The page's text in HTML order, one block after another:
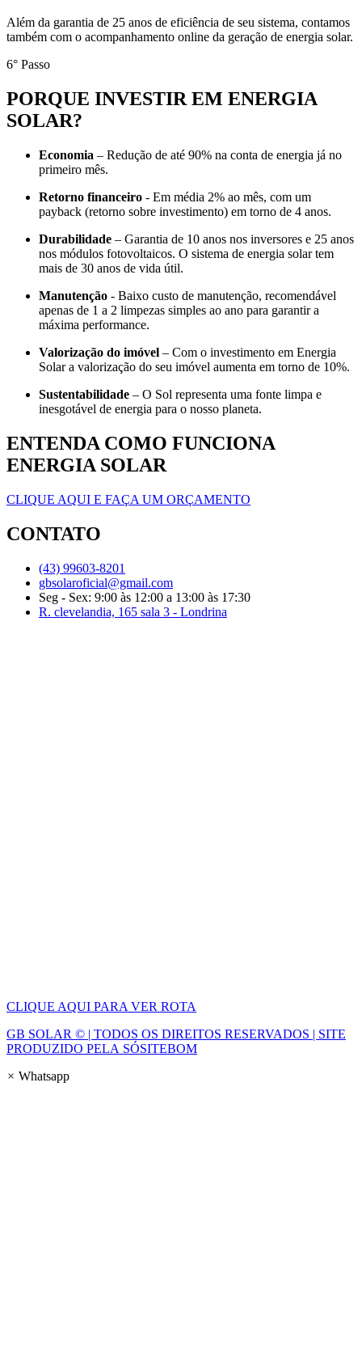
Além da garantia de 25 anos de eficiência de seu sistema, contamos
também com o acompanhamento online da geração de energia solar.
6° Passo
PORQUE INVESTIR EM ENERGIA
SOLAR?
Economia – Redução de até 90% na conta de energia já no
primeiro mês.
Retorno financeiro - Em média 2% ao mês, com um
payback (retorno sobre investimento) em torno de 4 anos.
Durabilidade – Garantia de 10 anos nos inversores e 25 anos
nos módulos fotovoltaicos. O sistema de energia solar tem
mais de 30 anos de vida útil.
Manutenção - Baixo custo de manutenção, recomendável
apenas de 1 a 2 limpezas simples ao ano para garantir a
máxima performance.
Valorização do imóvel – Com o investimento em Energia
Solar a valorização do seu imóvel aumenta em torno de 10%.
Sustentabilidade – O Sol representa uma fonte limpa e
inesgotável de energia para o nosso planeta.
ENTENDA COMO FUNCIONA
ENERGIA SOLAR
CLIQUE AQUI E FAÇA UM ORÇAMENTO
CONTATO
(43) 99603-8201
gbsolaroficial@gmail.com
Seg - Sex: 9:00 às 12:00 a 13:00 às 17:30
R. clevelandia, 165 sala 3 - Londrina
CLIQUE AQUI PARA VER ROTA
GB SOLAR © | TODOS OS DIREITOS RESERVADOS | SITE
PRODUZIDO PELA SÓSITEBOM
× Whatsapp